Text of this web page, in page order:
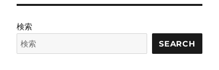
Language
Models
に
検索
SEARCH